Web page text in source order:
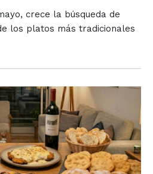
crece la búsqueda de
los platos más tradicionales